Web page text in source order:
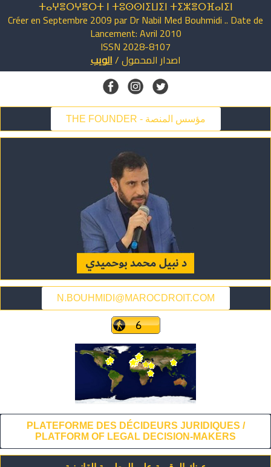
ⵜⴰⵖⴻⵔⵖⴻⵔⵜ ⵏ ⵜⵓⵙⵙⵏⵉⵡⵉⵏ ⵜⵉⵣⴻⵔⴼⴰⵏⵉⵏ
Créer en Septembre 2009 par Dr Nabil Med Bouhmidi .. Date de
Lancement: Avril 2010
ISSN 2028-8107
اصدار المحمول/الويب
THE FOUNDER - مؤسس المنصة
N.BOUHMIDI@MAROCDROIT.COM
PLATEFORME DES DÉCIDEURS JURIDIQUES /
PLATFORM OF LEGAL DECISION-MAKERS